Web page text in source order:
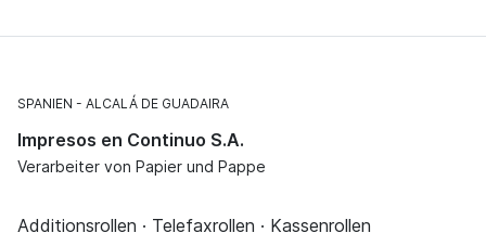
SPANIEN ALCALÁ DE GUADAIRA
Impresos en Continuo S.A.
Verarbeiter von Papier und Pappe
Additionsrollen · Telefaxrollen · Kassenrollen